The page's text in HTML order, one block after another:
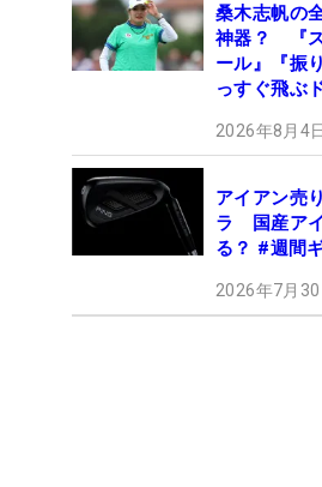
桑木志帆の
神器？ 『
ール』『振
っすぐ飛ぶ
2026年8月4
アイアン売
ラ 国産ア
る？ #週間
2026年7月